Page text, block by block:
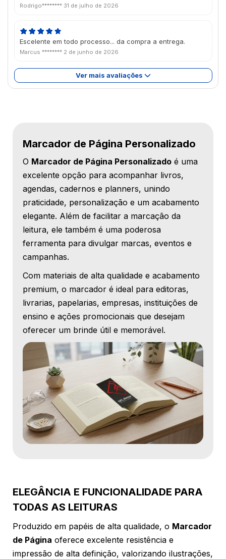
Rodrigo******** 31 de julho de 2026
Escelente em todo processo... da compra a entrega.
Marcus ******** 2 de junho de 2026
Ver mais avaliações
Marcador de Página Personalizado
O Marcador de Página Personalizado é uma
excelente opção para acompanhar livros,
agendas, cadernos e planners, unindo
praticidade, personalização e um acabamento
elegante. Além de facilitar a marcação da
leitura, ele também é uma poderosa
ferramenta para divulgar marcas, eventos e
campanhas.
Com materiais de alta qualidade e acabamento
premium, o marcador é ideal para editoras,
livrarias, papelarias, empresas, instituições de
ensino e ações promocionais que desejam
oferecer um brinde útil e memorável.
ELEGÂNCIA E FUNCIONALIDADE PARA
TODAS AS LEITURAS
Produzido em papéis de alta qualidade, o Marcador
de Página oferece excelente resistência e
impressão de alta definição, valorizando ilustrações,